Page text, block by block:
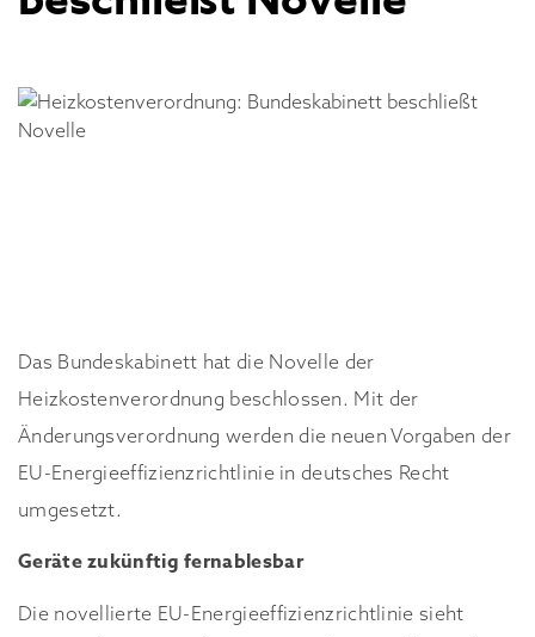
Das Bundeskabinett hat die Novelle der
Heizkostenverordnung beschlossen. Mit der
Änderungsverordnung werden die neuen Vorgaben der
EU-Energieeffizienzrichtlinie in deutsches Recht
umgesetzt.
Geräte zukünftig fernablesbar
Die novellierte EU-Energieeffizienzrichtlinie sieht